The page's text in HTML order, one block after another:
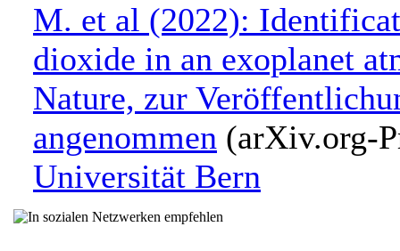
M. et al (2022):
dioxide in an exoplanet
Nature, zur
angenommen (arXiv.org-
Universität Bern